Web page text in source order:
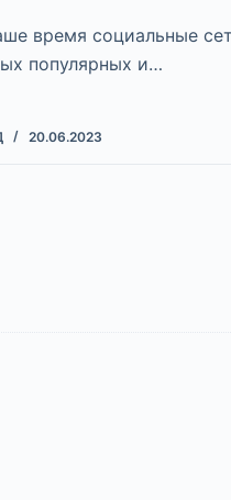
время социальные
популярных и…
20.06.2023